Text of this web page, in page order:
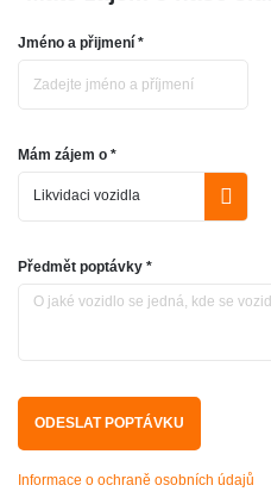
Jméno a přijmení *
Mám zájem o *
Předmět poptávky *
Informace o ochraně osobních údajů